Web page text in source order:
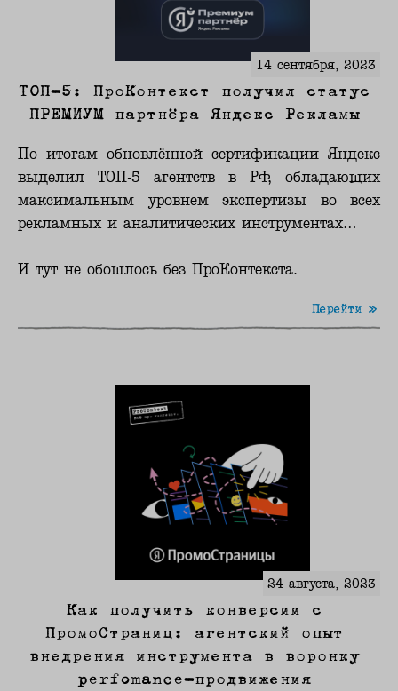
14 сентября, 2023
ТОП-5: ПроКонтекст получил статус
ПРЕМИУМ партнёра Яндекс Рекламы
По итогам обновлённой сертификации Яндекс
выделил ТОП-5 агентств в РФ, обладающих
максимальным уровнем экспертизы во всех
рекламных и аналитических инструментах…
И тут не обошлось без ПроКонтекста.
Перейти »
24 августа, 2023
Как получить конверсии с
ПромоСтраниц: агентский опыт
внедрения инструмента в воронку
perfomance-продвижения